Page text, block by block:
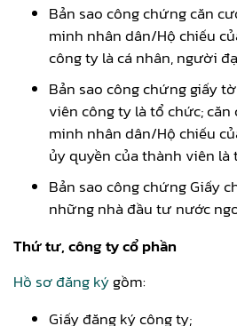
Bản sao công chứng căn
minh nhân dân/Hộ chiếu
công ty là cá nhân, người
Bản sao công chứng giấy
viên công ty là tổ chức;
minh nhân dân/Hộ chiếu
ủy quyền của thành viên là
Bản sao công chứng Giấy
những nhà đầu tư nước
Thứ tư, công ty cổ phần
Hồ sơ đăng kýgồm:
Giấy đăng ký công ty;